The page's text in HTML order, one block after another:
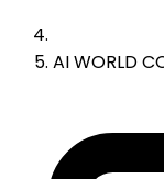
AI WORLD